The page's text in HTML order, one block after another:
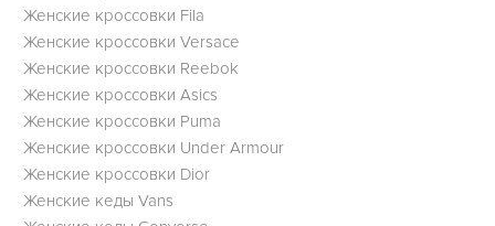
Женские кроссовки Fila
Женские кроссовки Versace
Женские кроссовки Reebok
Женские кроссовки Asics
Женские кроссовки Puma
Женские кроссовки Under Armour
Женские кроссовки Dior
Женские кеды Vans